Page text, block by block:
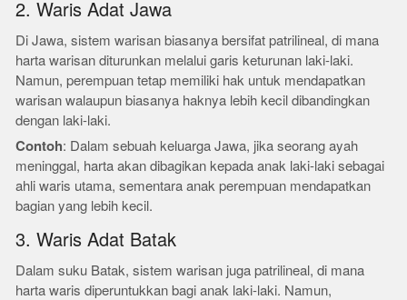
2. Waris Adat Jawa
Di Jawa, sistem warisan biasanya bersifat patrilineal, di mana
harta warisan diturunkan melalui garis keturunan laki-laki.
Namun, perempuan tetap memiliki hak untuk mendapatkan
warisan walaupun biasanya haknya lebih kecil dibandingkan
dengan laki-laki.
Contoh: Dalam sebuah keluarga Jawa, jika seorang ayah
meninggal, harta akan dibagikan kepada anak laki-laki sebagai
ahli waris utama, sementara anak perempuan mendapatkan
bagian yang lebih kecil.
3. Waris Adat Batak
Dalam suku Batak, sistem warisan juga patrilineal, di mana
harta waris diperuntukkan bagi anak laki-laki. Namun,